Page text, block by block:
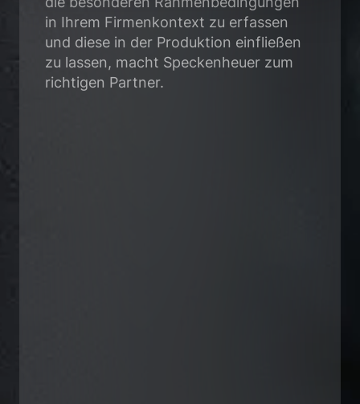
in Ihrem Firmenkontext zu erfassen
und diese in der Produktion einfließen
zu lassen, macht Speckenheuer zum
richtigen Partner.